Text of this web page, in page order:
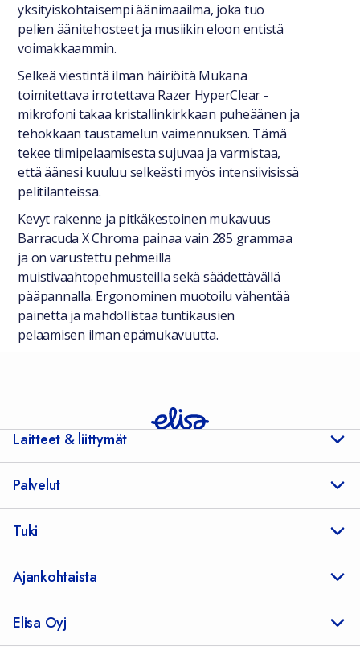
yksityiskohtaisempi äänimaailma, joka tuo
pelien äänitehosteet ja musiikin eloon entistä
voimakkaammin.
Selkeä viestintä ilman häiriöitä Mukana
toimitettava irrotettava Razer HyperClear -
mikrofoni takaa kristallinkirkkaan puheäänen ja
tehokkaan taustamelun vaimennuksen. Tämä
tekee tiimipelaamisesta sujuvaa ja varmistaa,
että äänesi kuuluu selkeästi myös intensiivisissä
pelitilanteissa.
Kevyt rakenne ja pitkäkestoinen mukavuus
Barracuda X Chroma painaa vain 285 grammaa
ja on varustettu pehmeillä
muistivaahtopehmusteilla sekä säädettävällä
pääpannalla. Ergonominen muotoilu vähentää
painetta ja mahdollistaa tuntikausien
pelaamisen ilman epämukavuutta.
Laitteet & liittymät
Palvelut
Tuki
Ajankohtaista
Elisa Oyj